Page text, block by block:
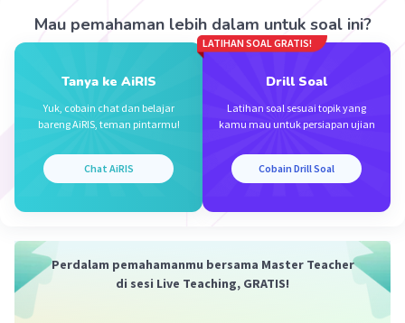
Mau pemahaman lebih dalam untuk soal ini?
Tanya ke AiRIS
Yuk, cobain chat dan belajar
bareng AiRIS, teman pintarmu!
Chat AiRIS
LATIHAN SOAL GRATIS!
Drill Soal
Latihan soal sesuai topik yang
kamu mau untuk persiapan ujian
Cobain Drill Soal
Perdalam pemahamanmu bersama Master Teacher
di sesi Live Teaching, GRATIS!